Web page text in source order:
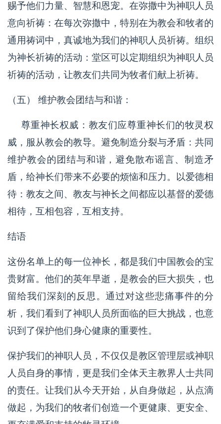
赐予他们力量、智慧和恩宠。在弥撒中为神职人员
意向祈祷：在每次弥撒中，特别在为教会和牧者的
通用祷词中，真诚地为我们的神职人员祈祷。组织
为神长祈祷的活动：堂区可以定期组织为神职人员
祈祷的活动，让教友们共同为牧者们献上祈祷。
（五） 维护教会团结与和谐：
尊重神长权威：教友们应尊重神长们的牧灵权
威，服从教会的教导。避免制造分裂与矛盾：共同
维护教会的团结与和谐，避免散布谣言、制造矛
盾，给神长们带来不必要的烦恼和压力。以爱德相
待：教友之间、教友与神长之间都应以基督的爱德
相待，互相包容，互相支持。
结语
这份名单上的每一位神长，都是我们中国教会的宝
贵财富。他们的英年早逝，是教会的巨大损失，也
留给我们深刻的反思。通过对这些悲痛事件的分
析，我们看到了神职人员所面临的巨大挑战，也意
识到了保护他们身心健康的重要性。
保护我们的神职人员，不仅仅是教区管理层或神职
人员自身的事情，更是我们全体天主教界人士共同
的责任。让我们从今天开始，从自身做起，从点滴
做起，为我们的牧者们创造一个更健康、更安全、